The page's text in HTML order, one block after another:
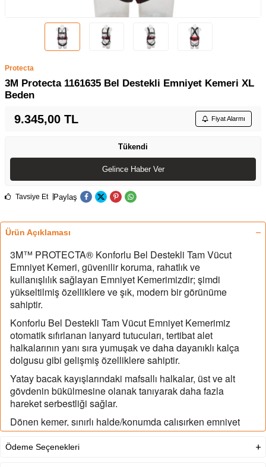
Protecta
3M Protecta 1161635 Bel Destekli Emniyet Kemeri XL
Beden
9.345,00 TL Fiyat Alarmı
Tükendi
Gelince Haber Ver
Tavsiye Et Paylaş
Ürün Açıklaması
3M™ PROTECTA® Konforlu Bel Destekli Tam Vücut
Emniyet Kemeri, güvenilir koruma, rahatlık ve
kullanışlılık sağlayan Emniyet Kemerimizdir; şimdi
yükseltilmiş özelliklere ve şık, modern bir görünüme
sahiptir.
Konforlu Bel Destekli Tam Vücut Emniyet Kemerimiz
otomatik sıfırlanan lanyard tutucuları, tertibat alet
halkalarının yanı sıra yumuşak ve daha dayanıklı kalça
dolgusu gibi gelişmiş özelliklere sahiptir.
Yatay bacak kayışlarındaki mafsallı halkalar, üst ve alt
gövdenin bükülmesine olanak tanıyarak daha fazla
hareket serbestliği sağlar.
Dönen kemer, sınırlı halde/konumda çalışırken emniyet
kemeri içerisinde harekete olanak tanır.
Güvenli ve kullanışlı bir şekilde yerleştirilmiş ön D
Ödeme Seçenekleri